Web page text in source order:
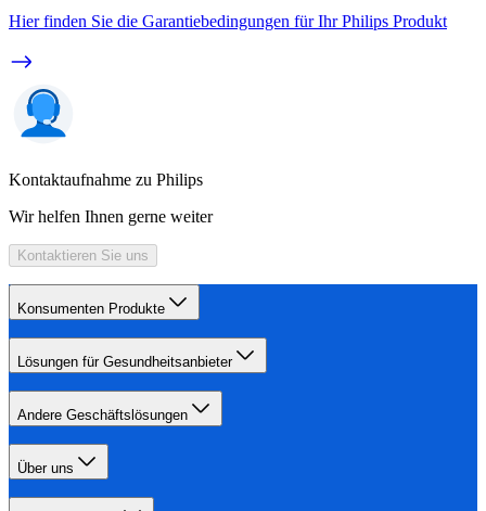
Hier finden Sie die Garantiebedingungen für Ihr Philips Produkt
Kontaktaufnahme zu Philips
Wir helfen Ihnen gerne weiter
Kontaktieren Sie uns
Konsumenten Produkte
Lösungen für Gesundheitsanbieter
Andere Geschäftslösungen
Über uns